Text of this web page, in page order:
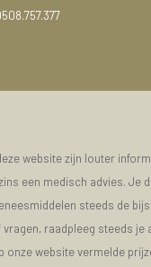
website zijn louter
een medisch advies. Je
steeds de
vragen, raadpleeg steeds je
onze website vermelde